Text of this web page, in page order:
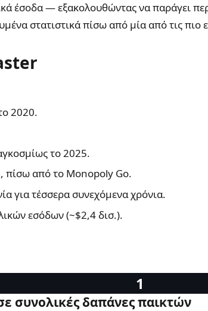
έσοδα — εξακολουθώντας να παράγει
στατιστικά πίσω από μία από τις πιο
2020.
το 2025.
πίσω από το Monopoly Go.
για τέσσερα συνεχόμενα χρόνια.
εσόδων (~$2,4 δισ.).
συνολικές δαπάνες παικτών